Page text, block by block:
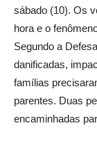
sábado (10). Os
hora e o
Segundo a
danificadas,
famílias
parentes. Duas
encaminhadas